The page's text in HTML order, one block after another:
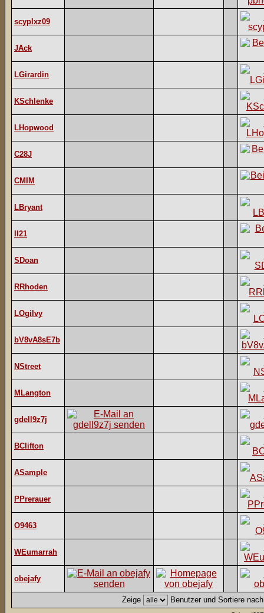
scyplxz09
JAck
LGirardin
KSchlenke
LHopwood
C28J
CMIM
LBryant
II21
SDoan
RRhoden
LOgilvy
bV8vA8sE7b
NStreet
MLangton
gdell9z7j
BClifton
ASample
PPrerauer
O9463
WEumarrah
obejafy
Zeige Benutzer und Sortiere